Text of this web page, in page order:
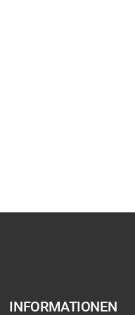
INFORMATIONEN